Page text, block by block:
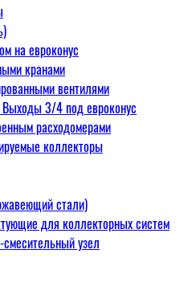
на евроконус
кранами
вентилями
Выходы 3/4 под евроконус
расходомерами
коллекторы
стали)
для коллекторных систем
узел